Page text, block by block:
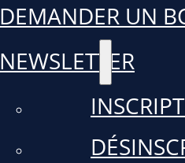
DEMANDER UN
NEWSLETTER